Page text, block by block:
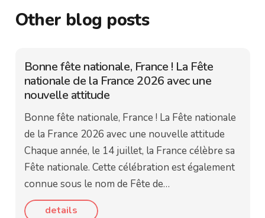
Other blog posts
Bonne fête nationale, France ! La Fête
nationale de la France 2026 avec une
nouvelle attitude
Bonne fête nationale, France ! La Fête nationale
de la France 2026 avec une nouvelle attitude
Chaque année, le 14 juillet, la France célèbre sa
Fête nationale. Cette célébration est également
connue sous le nom de Fête de…
details